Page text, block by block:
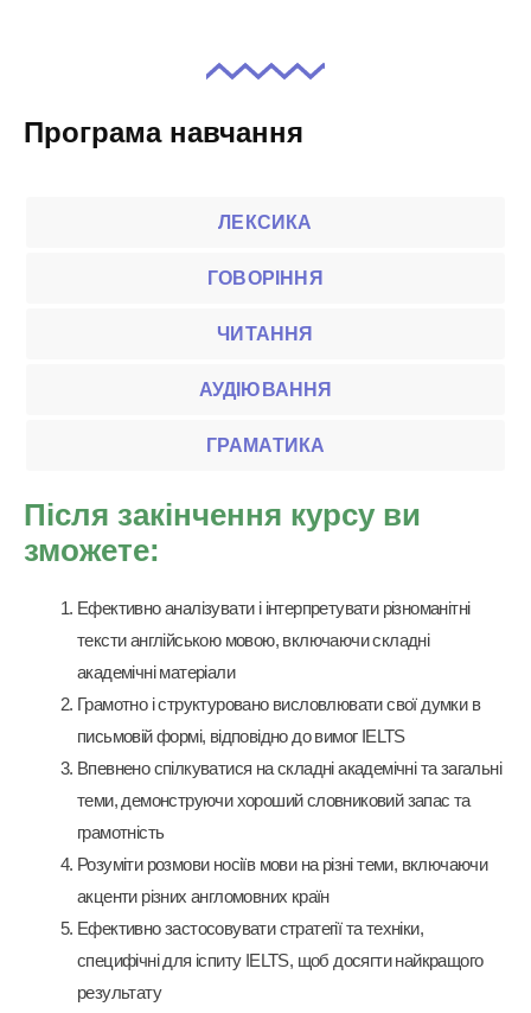
Програма навчання
ЛЕКСИКА
ГОВОРІННЯ
ЧИТАННЯ
АУДІЮВАННЯ
ГРАМАТИКА
Після закінчення курсу ви
зможете:
Ефективно аналізувати і інтерпретувати різноманітні
тексти англійською мовою, включаючи складні
академічні матеріали
Грамотно і структуровано висловлювати свої думки в
письмовій формі, відповідно до вимог IELTS
Впевнено спілкуватися на складні академічні та загальні
теми, демонструючи хороший словниковий запас та
грамотність
Розуміти розмови носіїв мови на різні теми, включаючи
акценти різних англомовних країн
Ефективно застосовувати стратегії та техніки,
специфічні для іспиту IELTS, щоб досягти найкращого
результату